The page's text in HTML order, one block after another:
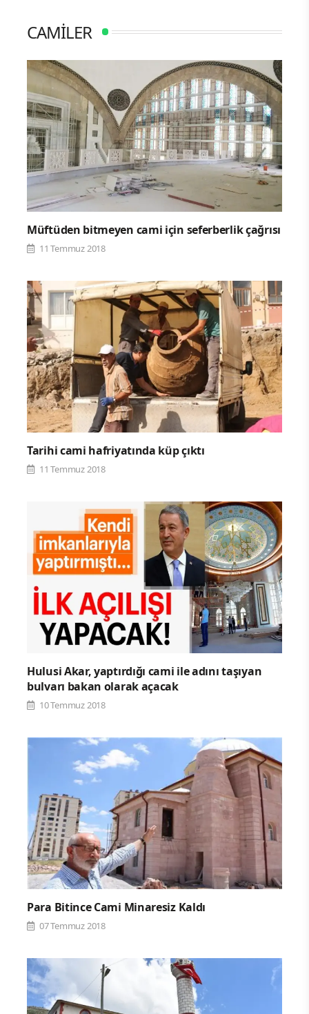
CAMİLER
Müftüden bitmeyen cami için seferberlik çağrısı
11 Temmuz 2018
Tarihi cami hafriyatında küp çıktı
11 Temmuz 2018
Hulusi Akar, yaptırdığı cami ile adını taşıyan
bulvarı bakan olarak açacak
10 Temmuz 2018
Para Bitince Cami Minaresiz Kaldı
07 Temmuz 2018